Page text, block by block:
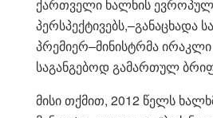
ქართველი ხალხის ევროპულ
პერსპექტივებს,–განაცხადა
პრემიერ–მინისტრმა
საგანგებოდ გამართულ
მისი თქმით, 2012 წელს